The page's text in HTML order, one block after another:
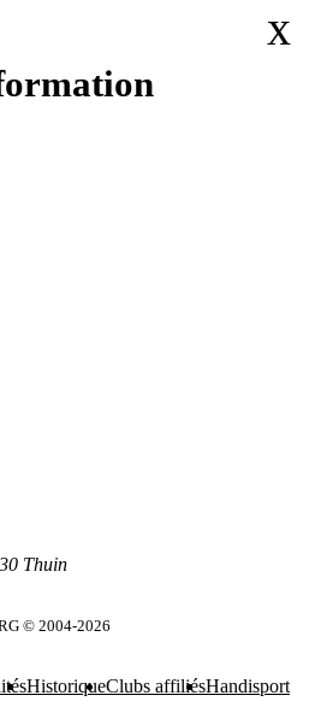
x
Thuin
HistoriqueClubs affiliésHandisport
© 2004-2026